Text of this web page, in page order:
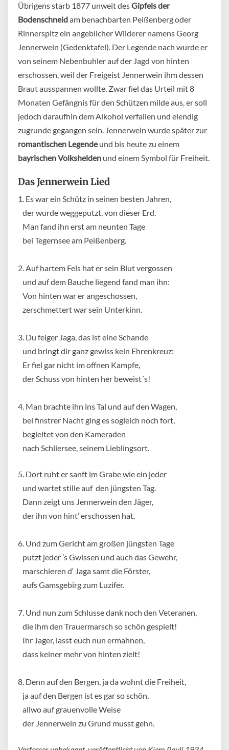
Übrigens starb 1877 unweit desGipfels der
Bodenschneidam benachbarten Peißenberg oder
Rinnerspitz ein angeblicher Wilderer namens Georg
Jennerwein (Gedenktafel). Der Legende nach wurde er
von seinem Nebenbuhler auf der Jagd von hinten
erschossen, weil der Freigeist Jennerwein ihm dessen
Braut ausspannen wollte. Zwar fiel das Urteil mit 8
Monaten Gefängnis für den Schützen milde aus, er soll
jedoch daraufhin dem Alkohol verfallen und elendig
zugrunde gegangen sein. Jennerwein wurde später zur
romantischen Legendeund bis heute zu einem
bayrischen Volkshelden und einem Symbol für Freiheit.
DasJennerweinLied
1. Es war ein Schütz in seinen besten Jahren,
der wurde weggeputzt, von dieser Erd.
Man fand ihn erst am neunten Tage
bei Tegernsee am Peißenberg.
2. Auf hartem Fels hat er sein Blut vergossen
und auf dem Bauche liegend fand man ihn:
Von hinten war er angeschossen,
zerschmettert war sein Unterkinn.
3. Du feiger Jaga, das ist eine Schande
und bringt dir ganz gewiss kein Ehrenkreuz:
Er fiel gar nicht im offnen Kampfe,
der Schuss von hinten her beweist´s!
4. Man brachte ihn ins Tal und auf den Wagen,
bei finstrer Nacht ging es sogleich noch fort,
begleitet von den Kameraden
nach Schliersee, seinem Lieblingsort.
5. Dort ruht er sanft im Grabe wie ein jeder
und wartet stille auf den jüngsten Tag.
Dann zeigt uns Jennerwein den Jäger,
der ihn von hint‘ erschossen hat.
6. Und zum Gericht am großen jüngsten Tage
putzt jeder ’s Gwissen und auch das Gewehr,
marschieren d‘ Jaga samt die Förster,
aufs Gamsgebirg zum Luzifer.
7. Und nun zum Schlusse dank noch den Veteranen,
die ihm den Trauermarsch so schön gespielt!
Ihr Jager, lasst euch nun ermahnen,
dass keiner mehr von hinten zielt!
8. Denn auf den Bergen, ja da wohnt die Freiheit,
ja auf den Bergen ist es gar so schön,
allwo auf grauenvolle Weise
der Jennerwein zu Grund musst gehn.